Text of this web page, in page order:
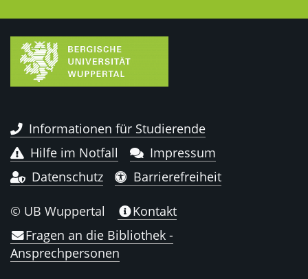
Informationen für Studierende
Hilfe im Notfall
Impressum
Datenschutz
Barrierefreiheit
© UB Wuppertal
Kontakt
Fragen an die Bibliothek -
Ansprechpersonen